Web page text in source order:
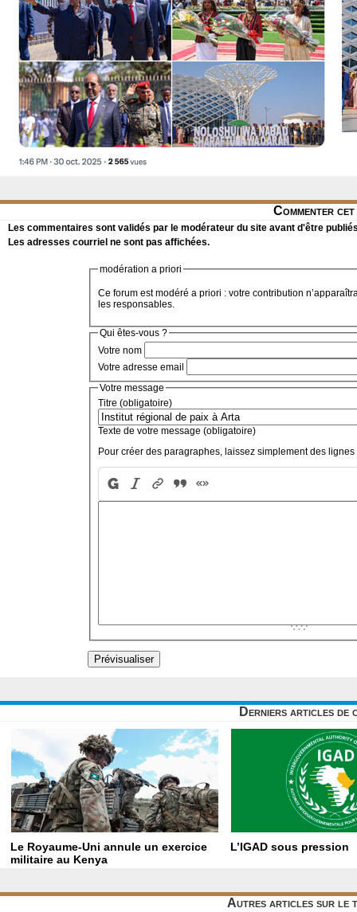
Commenter
Les commentaires sont validés par le modérateur du site avant d'être
Les adresses courriel ne sont pas affichées.
modération a priori
Ce forum est modéré a priori : votre contribution
les responsables.
Qui êtes-vous ?
Votre nom
Votre adresse email
Votre message
Titre (obligatoire)
Texte de votre message (obligatoire)
Pour créer des paragraphes, laissez simplement des lignes
Derniers articles de
Le Royaume-Uni annule un exercice
militaire au Kenya
L’IGAD sous pression
Autres articles sur le